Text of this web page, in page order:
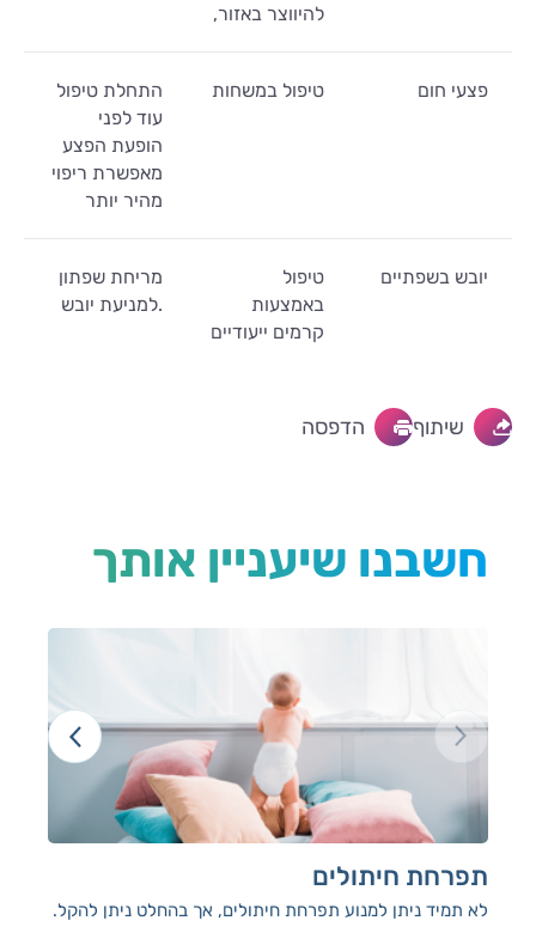
להיווצר באזור,
פצעי חום טיפול במשחות
התחלת טיפול
עוד לפני
הופעת הפצע
מאפשרת ריפוי
מהיר יותר
יובש בשפתיים
טיפול
באמצעות
קרמים ייעודיים
מריחת שפתון
למניעת יובש.
שיתוף הדפסה
חשבנו שיעניין אותך
תפרחת חיתולים
לא תמיד ניתן למנוע תפרחת חיתולים, אך בהחלט ניתן להקל.